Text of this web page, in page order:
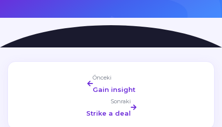
Önceki
Gain insight
Sonraki
Strike a deal